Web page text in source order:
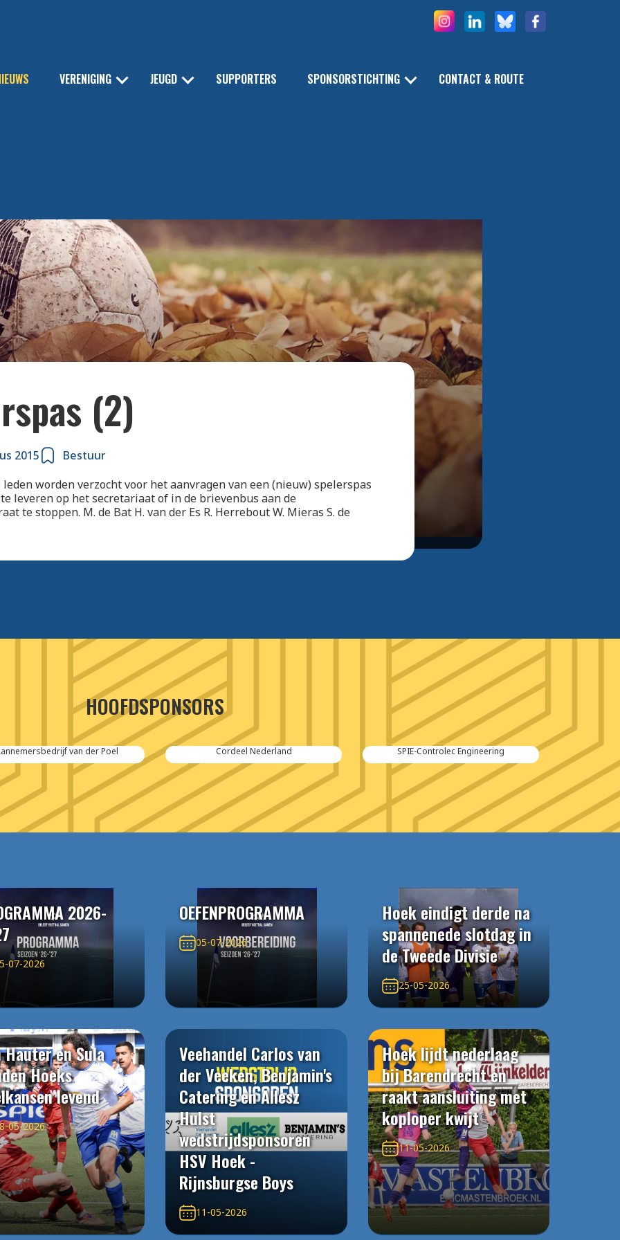
VERENIGING JEUGD SUPPORTERS SPONSORSTICHTING CONTACT & ROUTE
Bekijk alle foto's
(2)
2015
Bestuur
leden worden verzocht voor het aanvragen van een (nieuw) spelerspas
leveren op het secretariaat of in de brievenbus aan de
te stoppen. M. de Bat H. van der Es R. Herrebout W. Mieras S. de
HOOFDSPONSORS
Cordeel Nederland SPIE-Controlec Engineering Kraker Trailers
2026-
07-2026
OEFENPROGRAMMA
05-07-2026
Hoek eindigt derde na
spannenede slotdag in
de Tweede Divisie
25-05-2026
Hauter en Sula
Hoeks
levend
05-2026
Veehandel Carlos van
der Veeken, Benjamin's
Catering en Allesz
Hulst
wedstrijdsponsoren
HSV Hoek -
Rijnsburgse Boys
11-05-2026
Hoek lijdt nederlaag
bij Barendrecht en
raakt aansluiting met
koploper kwijt
11-05-2026